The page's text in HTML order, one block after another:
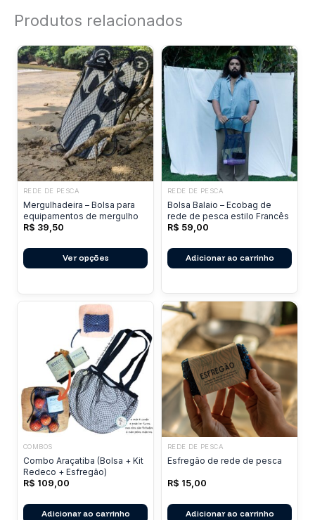
Produtos relacionados
REDE DE PESCA
Mergulhadeira – Bolsa para
equipamentos de mergulho
R$ 39,50
Ver opções
Este
produto
tem
várias
variantes.
escolhidas
na
página
do
produto
REDE DE PESCA
Bolsa Balaio – Ecobag de
rede de pesca estilo Francês
R$ 59,00
Adicionar ao carrinho
COMBOS
Combo Araçatiba (Bolsa + Kit
Redeco + Esfregão)
R$ 109,00
Adicionar ao carrinho
REDE DE PESCA
Esfregão de rede de pesca
R$ 15,00
Adicionar ao carrinho